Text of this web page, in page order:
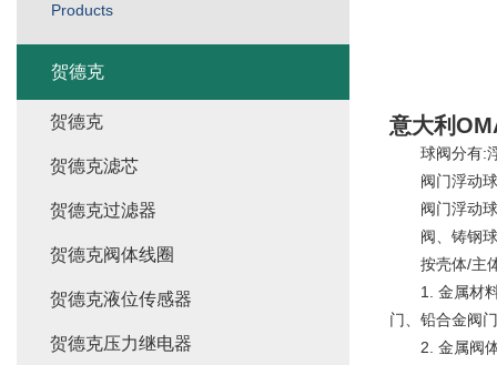
意大利
球阀分有:浮
阀门浮动球
阀门浮动球
阀、铸钢球
按壳体/主体
1. 金属材料
门、铅合金阀
2. 金属阀体
Products
贺德克
贺德克
贺德克滤芯
贺德克过滤器
贺德克阀体线圈
贺德克液位传感器
贺德克压力继电器